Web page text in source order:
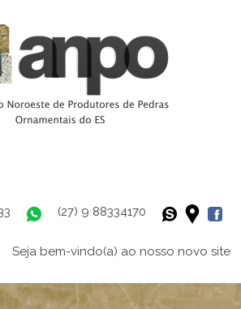
(27) 9 88334170
Seja bem-vindo(a) ao nosso novo site